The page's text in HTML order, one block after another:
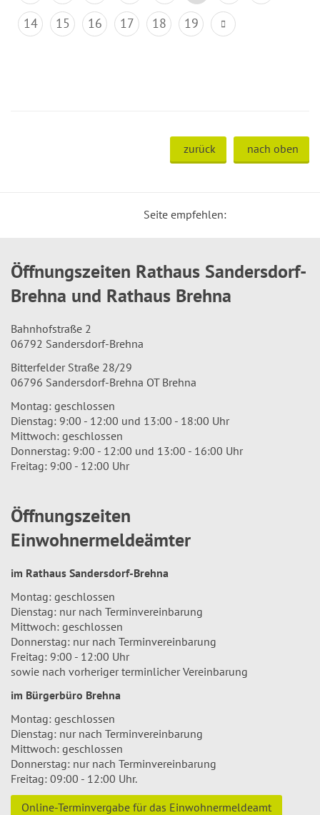
14
15 16 17 18 19
zurück nach oben
Seite empfehlen:
Öffnungszeiten Rathaus Sandersdorf-
Brehna und Rathaus Brehna
Bahnhofstraße 2
06792 Sandersdorf-Brehna
Bitterfelder Straße 28/29
06796 Sandersdorf-Brehna OT Brehna
Montag: geschlossen
Dienstag: 9:00 - 12:00 und 13:00 - 18:00 Uhr
Mittwoch: geschlossen
Donnerstag: 9:00 - 12:00 und 13:00 - 16:00 Uhr
Freitag: 9:00 - 12:00 Uhr
Öffnungszeiten
Einwohnermeldeämter
im Rathaus Sandersdorf-Brehna
Montag: geschlossen
Dienstag: nur nach Terminvereinbarung
Mittwoch: geschlossen
Donnerstag: nur nach Terminvereinbarung
Freitag: 9:00 - 12:00 Uhr
sowie nach vorheriger terminlicher Vereinbarung
im Bürgerbüro Brehna
Montag: geschlossen
Dienstag: nur nach Terminvereinbarung
Mittwoch: geschlossen
Donnerstag: nur nach Terminvereinbarung
Freitag: 09:00 - 12:00 Uhr.
Online-Terminvergabe für das Einwohnermeldeamt